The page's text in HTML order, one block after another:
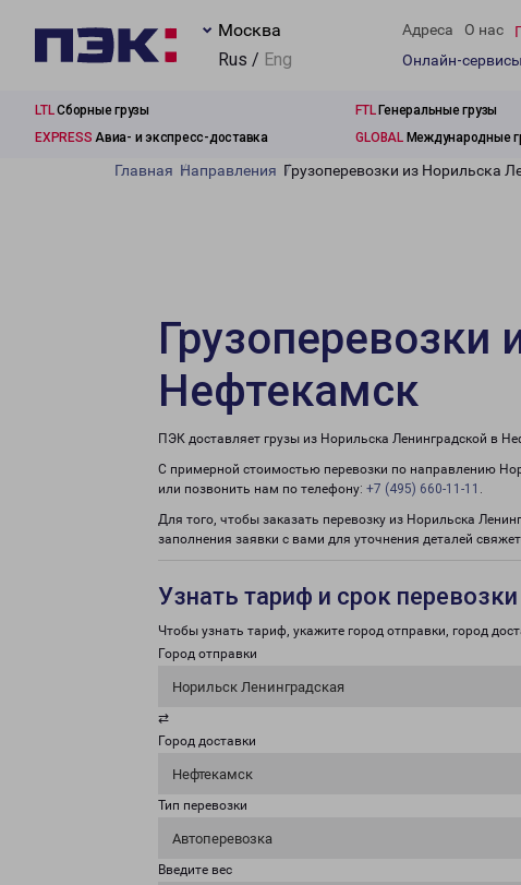
Москва
Rus / Eng
Адреса О нас
Онлайн-сервисы
LTLСборные грузы FTLГенеральные грузы
EXPRESS Авиа- и экспресс-доставка GLOBALМеждународные
Главная Направления Грузоперевозки из Норильска
Грузоперевозки
Нефтекамск
ПЭК доставляет грузы из Норильска Ленинградской в
С примерной стоимостью перевозки по направлению
или позвонить нам по телефону: +7 (495) 660-11-11 .
Для того, чтобы заказать перевозку из Норильска
заполнения заявки с вами для уточнения деталей
Узнать тариф и срок перевозки
Чтобы узнать тариф, укажите город отправки, город
Город отправки
Норильск Ленинградская
⇄
Город доставки
Нефтекамск
Тип перевозки
Автоперевозка
Введите вес